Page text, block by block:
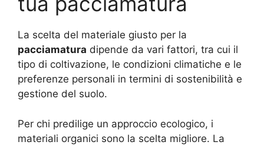
La scelta del materiale giusto per la
pacciamatura dipende da vari fattori, tra cui il
tipo di coltivazione, le condizioni climatiche e le
preferenze personali in termini di sostenibilità e
gestione del suolo.
Per chi predilige un approccio ecologico, i
materiali organici sono la scelta migliore. La